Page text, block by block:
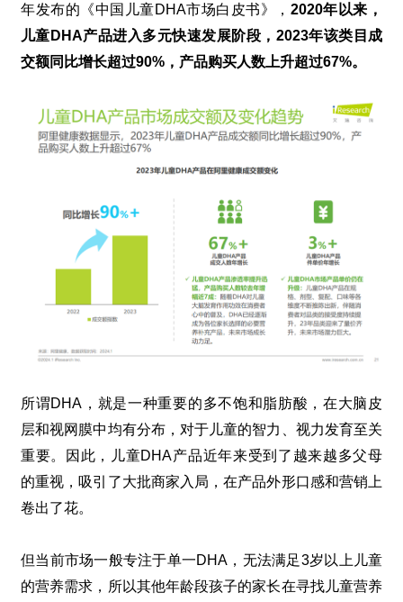
年发布的《中国儿童DHA市场白皮书》， 2020年以来，
儿童 DHA产品进入多元快速发展阶段， 2023年该类目成
交额同比增长超过90% ，产品购买人数上升超过67%。
所谓DHA ，就是一种重要的多不饱和脂肪酸，在大脑皮
层和视网膜中均有分布，对于儿童的智力、视力发育至关
重要。因此，儿童DHA产品近年来受到了越来越多父母
的重视，吸引了大批商家入局，在产品外形口感和营销上
卷出了花。
但当前市场一般专注于单一DHA ，无法满足3岁以上儿童
的营养需求，所以其他年龄段孩子的家长在寻找儿童营养